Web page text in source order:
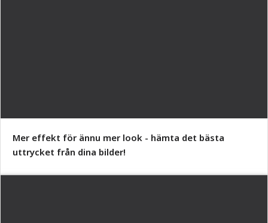
Mer effekt för ännu mer look - hämta det bästa
uttrycket från dina bilder!